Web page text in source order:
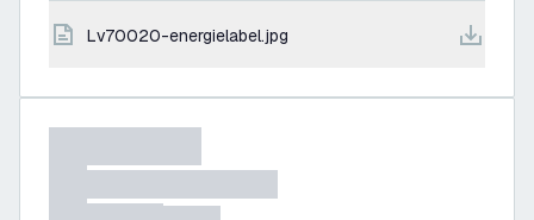
lv70020-energielabel.jpg